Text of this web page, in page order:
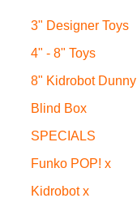
3" Designer Toys
4" - 8" Toys
8" Kidrobot Dunny
Blind Box
SPECIALS
Funko POP! x
Kidrobot x